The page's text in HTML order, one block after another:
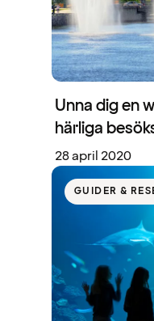
Unna dig en
härliga
28 april 2020
GUIDER &